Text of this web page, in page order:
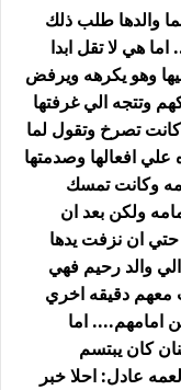
والدها طلب ذلك
هي لا تقل ابدا
وهو يكرهه ويرفض
وتتجه الي غرفتها
تصرخ وتقول لما
افعالها وصدمتها
وكانت تمسك
ولكن بعد ان
ان نزفت يدها
والد رحيم فهي
معهم دقيقه اخري
امامهم.... اما
كان يبتسم
عادل: احلا خبر